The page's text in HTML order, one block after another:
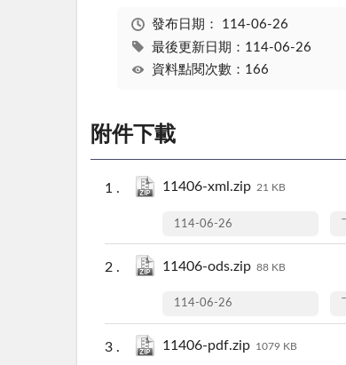
發布日期： 114-06-26
最後更新日期：114-06-26
資料點閱次數：166
附件下載
11406-xml.zip 21 KB
114-06-26
11406-ods.zip 88 KB
114-06-26
11406-pdf.zip 1079 KB